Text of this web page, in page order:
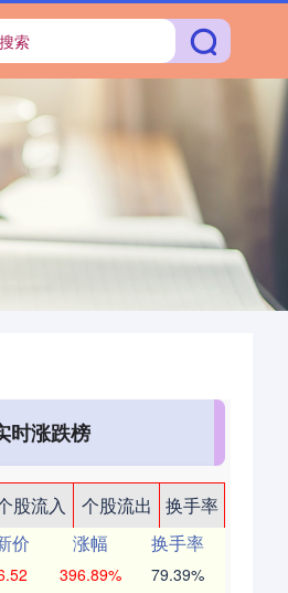
时涨跌榜
股流入 个股流出
换手率
价 涨幅
换手率
396.89% 79.39%